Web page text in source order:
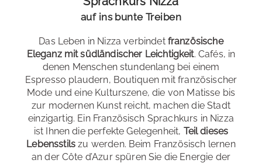
auf ins bunte Treiben
Das Leben in Nizza verbindet französische
Eleganz mit südländischer Leichtigkeit. Cafés, in
denen Menschen stundenlang bei einem
Espresso plaudern, Boutiquen mit französischer
Mode und eine Kulturszene, die von Matisse bis
zur modernen Kunst reicht, machen die Stadt
einzigartig. Ein Französisch Sprachkurs in Nizza
ist Ihnen die perfekte Gelegenheit, Teil dieses
Lebensstils zu werden. Beim Französisch lernen
an der Côte d’Azur spüren Sie die Energie der
Erreichbarkeit: sehr gut - zu Fuß und mit dem ÖPNV
Restaurants und Cafés: in unmittelbarer Entfernung
Einkaufsmöglichkeiten: in unmittelbarer Entfernung
Sightseeing: in unmittelbarer Entfernung
: Studios
Verpflegung: keine oder Frühstück
: privates Bad
Entfernung zur Schule: ca. 30 min
vorhanden
und die Fürstenresidenz bestaunen können. Auch
Antibes ist nicht weit entfernt.